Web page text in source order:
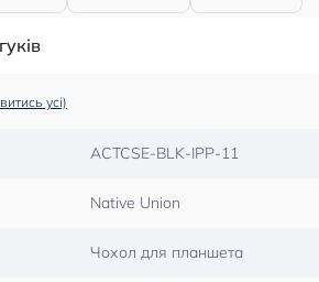
усі)
ACTCSE-BLK-IPP-11
Native Union
Чохол для планшета